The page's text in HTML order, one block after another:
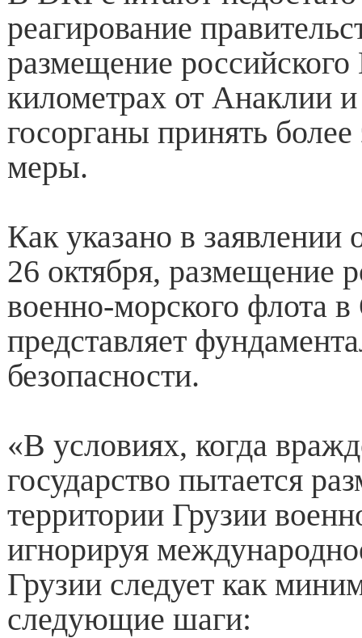
реагирование
размещение
километрах от Анаклии
госорганы принять
меры.
Как указано в заявлении
26 октября, размещение
военно-морского флота
представляет
безопасности.
«В условиях, когда
государство пытается
территории Грузии
игнорируя
Грузии следует как
следующие шаги: